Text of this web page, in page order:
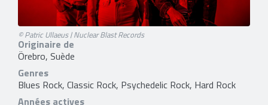
© Patric Ullaeus | Nuclear Blast Records
Originaire de
Örebro, Suède
Genres
Blues Rock, Classic Rock, Psychedelic Rock, Hard Rock
Années actives